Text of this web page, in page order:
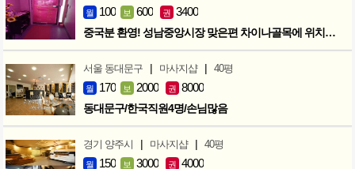
월 100 보 600 권 3400
중국분 환영! 성남중앙시장 맞은편 차이나골목에 위치한 마사지샵
서울 동대문구 | 마사지샵 | 40평
월 170 보 2000 권 8000
동대문구/한국직원4명/손님많음
경기 양주시 | 마사지샵 | 40평
월 150 보 3000 권 4000